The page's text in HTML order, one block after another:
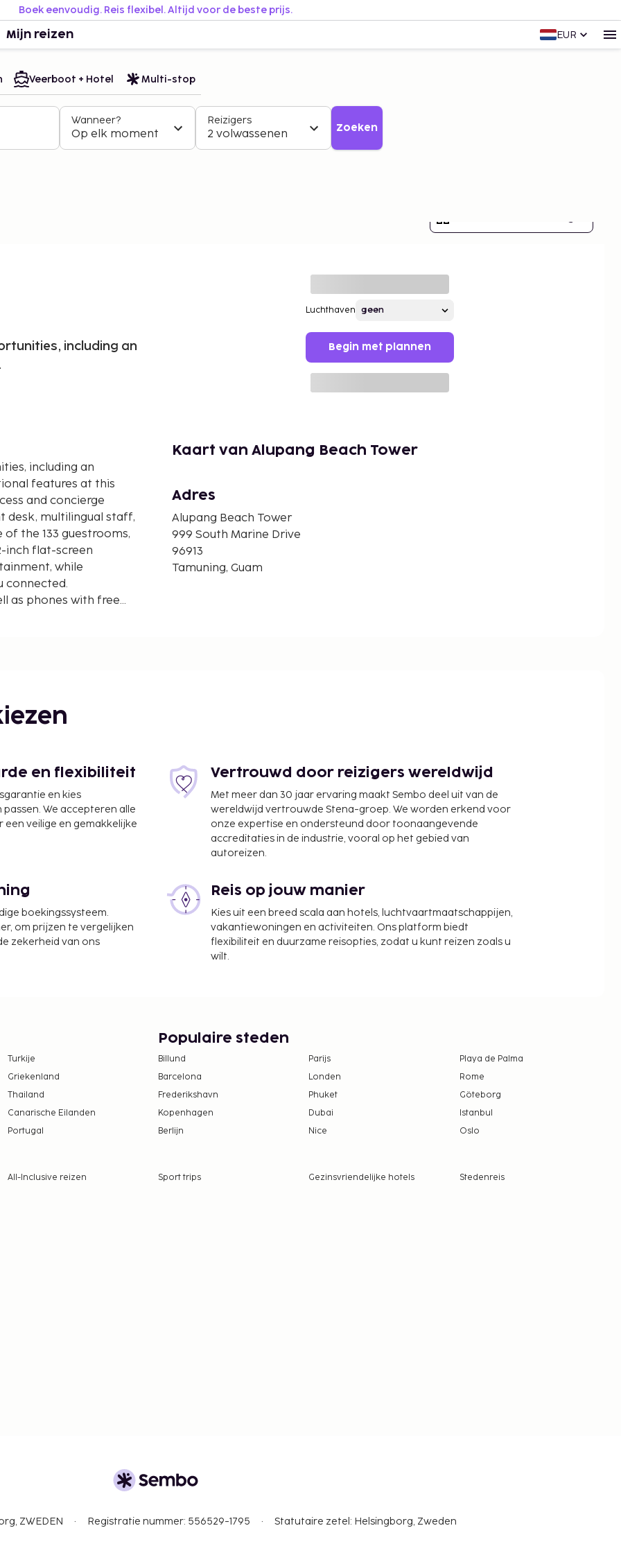
Boek eenvoudig. Reis flexibel. Altijd voor de beste prijs.
Mijn reizen EUR
Veerboot + Hotel Multi-stop
Wanneer?
Op elk moment
Reizigers
2 volwassenen Zoeken
including an
Luchthaven
Begin met plannen
including an
features at this
and concierge
desk, multilingual staff,
the 133 guestrooms,
inch flat-screen
while
connected.
as phones with free
- 3.2 km / 2 mi Fort
2.6 mi Located in
2-minute drive from
Park. This 4-star
mi (5.8 km) from T
Kaart van Alupang Beach Tower
Adres
Alupang Beach Tower
999 South Marine Drive
96913
Tamuning, Guam
en flexibiliteit
en kies
We accepteren alle
veilige en gemakkelijke
Vertrouwd door reizigers wereldwijd
Met meer dan 30 jaar ervaring maakt Sembo deel uit van de
wereldwijd vertrouwde Stena-groep. We worden erkend voor
onze expertise en ondersteund door toonaangevende
accreditaties in de industrie, vooral op het gebied van
autoreizen.
boekingssysteem.
om prijzen te vergelijken
zekerheid van ons
Reis op jouw manier
Kies uit een breed scala aan hotels, luchtvaartmaatschappijen,
vakantiewoningen en activiteiten. Ons platform biedt
flexibiliteit en duurzame reisopties, zodat u kunt reizen zoals u
wilt.
Turkije
Griekenland
Thailand
Canarische Eilanden
Portugal
Populaire steden
Billund Parijs
Playa de Palma
Barcelona
Londen
Rome
Frederikshavn
Phuket
Göteborg
Kopenhagen
Dubai
Istanbul
Berlijn
Nice Oslo
All-Inclusive reizen Sport trips Gezinsvriendelijke hotels
Stedenreis
ZWEDEN Registratie nummer: 556529-1795 Statutaire zetel: Helsingborg, Zweden